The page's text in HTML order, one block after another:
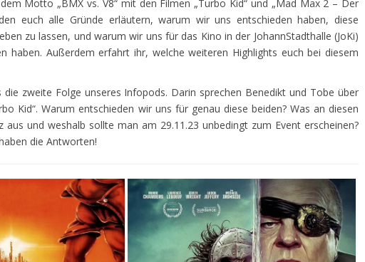
Motto „BMX vs. V8“ mit den Filmen „Turbo Kid“ und „Mad Max 2 – Der
euch alle Gründe erläutern, warum wir uns entschieden haben, diese
zu lassen, und warum wir uns für das Kino in der JohannStadthalle (JoKi)
haben. Außerdem erfahrt ihr, welche weiteren Highlights euch bei diesem
die zweite Folge unseres Infopods. Darin sprechen Benedikt und Tobe über
Kid“. Warum entschieden wir uns für genau diese beiden? Was an diesen
aus und weshalb sollte man am 29.11.23 unbedingt zum Event erscheinen?
die Antworten!